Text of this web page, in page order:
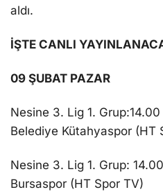
aldı.
İŞTE CANLI
09 ŞUBAT PAZAR
Nesine 3. Lig 1.
Belediye Kütahyaspor (HT
Nesine 3. Lig 1. Grup:
Bursaspor (HT Spor TV)